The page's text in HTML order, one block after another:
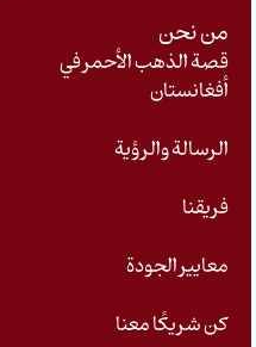
من نحن
قصة الذهب الأحمر في
أفغانستان
الرسالة والرؤية
فريقنا
معايير الجودة
كن شريكًا معنا